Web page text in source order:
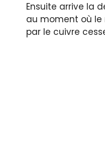
Ensuite arrive la
au moment où le
par le cuivre